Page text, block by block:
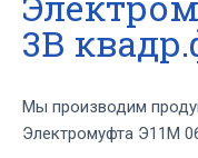
3В
Мы производим
Электромуфта Э11М